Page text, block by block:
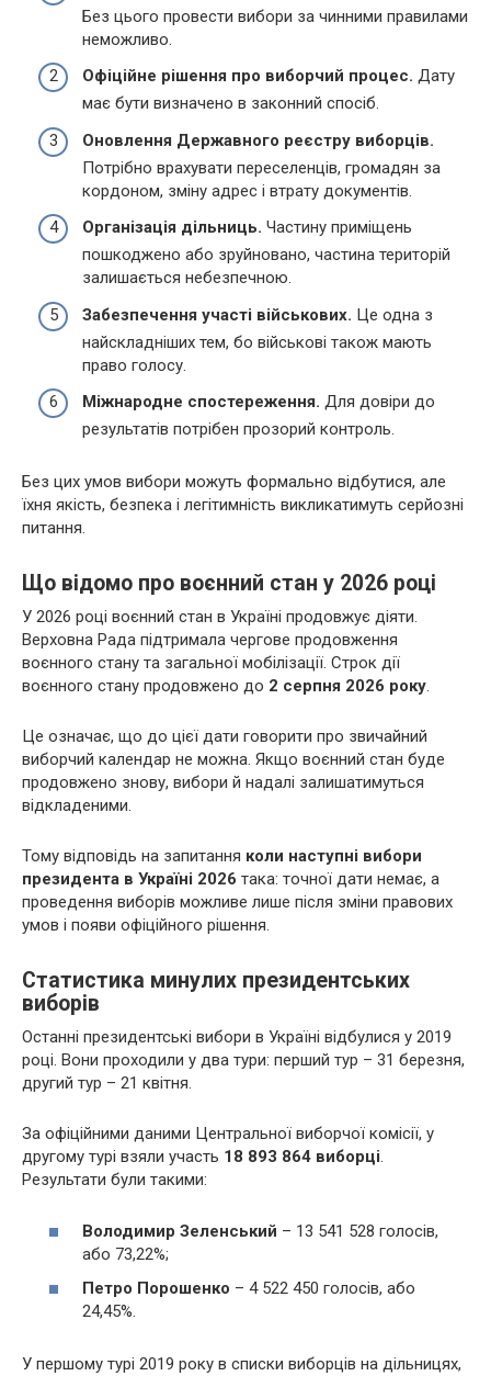
Без цього провести вибори за чинними правилами
неможливо.
Офіційне рішення про виборчий процес. Дату
має бути визначено в законний спосіб.
Оновлення Державного реєстру виборців.
Потрібно врахувати переселенців, громадян за
кордоном, зміну адрес і втрату документів.
Організація дільниць. Частину приміщень
пошкоджено або зруйновано, частина територій
залишається небезпечною.
Забезпечення участі військових. Це одна з
найскладніших тем, бо військові також мають
право голосу.
Міжнародне спостереження. Для довіри до
результатів потрібен прозорий контроль.
Без цих умов вибори можуть формально відбутися, але
їхня якість, безпека і легітимність викликатимуть серйозні
питання.
Що відомо про воєнний стан у 2026 році
У 2026 році воєнний стан в Україні продовжує діяти.
Верховна Рада підтримала чергове продовження
воєнного стану та загальної мобілізації. Строк дії
воєнного стану продовжено до 2 серпня 2026 року.
Це означає, що до цієї дати говорити про звичайний
виборчий календар не можна. Якщо воєнний стан буде
продовжено знову, вибори й надалі залишатимуться
відкладеними.
Тому відповідь на запитання коли наступні вибори
президента в Україні 2026 така: точної дати немає, а
проведення виборів можливе лише після зміни правових
умов і появи офіційного рішення.
Статистика минулих президентських
виборів
Останні президентські вибори в Україні відбулися у 2019
році. Вони проходили у два тури: перший тур – 31 березня,
другий тур – 21 квітня.
За офіційними даними Центральної виборчої комісії, у
другому турі взяли участь 18 893 864 виборці.
Результати були такими:
Володимир Зеленський – 13 541 528 голосів,
або 73,22%;
Петро Порошенко – 4 522 450 голосів, або
24,45%.
У першому турі 2019 року в списки виборців на дільницях,